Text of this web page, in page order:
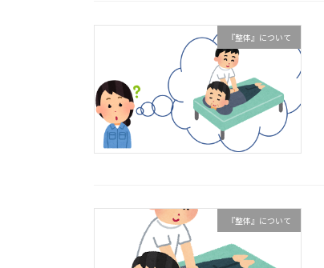
『整体』について
『整体』について